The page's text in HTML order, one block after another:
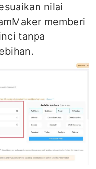
nilai
memberi
tanpa